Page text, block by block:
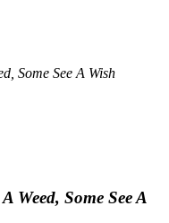
Some See A Wish
Weed, Some See A